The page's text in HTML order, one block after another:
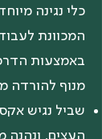
כלי נגינה
המכוונת
באמצעות
מנוף להורדה
שביל נגיש
העצים, ונהנה